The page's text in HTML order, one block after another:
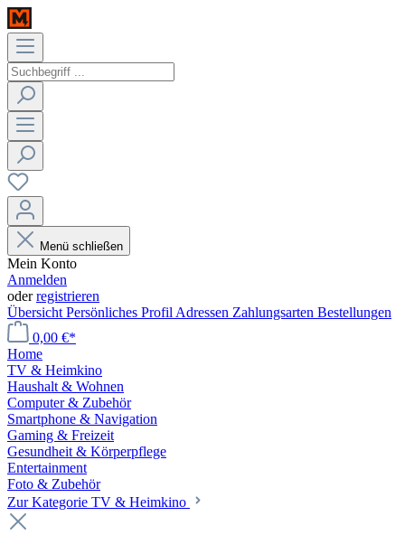
Menü schließen
Mein Konto
Anmelden
oderregistrieren
Übersicht Persönliches Profil Adressen Zahlungsarten Bestellungen
0,00 €*
Home
TV & Heimkino
Haushalt & Wohnen
Computer & Zubehör
Smartphone & Navigation
Gaming & Freizeit
Gesundheit & Körperpflege
Entertainment
Foto & Zubehör
Zur Kategorie TV & Heimkino